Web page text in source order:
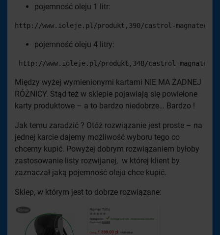
pojemność oleju 1 litr:
http://www.ioleje.pl/produkt,390/castrol-magnatec-
pojemność oleju 4 litry:
http://www.ioleje.pl/produkt,348/castrol-magnatec-
Między wyżej wymienionymi kartami NIE MA ŻADNEJ
RÓŻNICY. Stąd też w sklepie pojawiają się powielone
karty produktowe – a to bardzo niedobrze… Bardzo !
Jak temu zaradzić ? Otóż rozwiązanie jest proste – na
jednej karcie dajemy możliwość wyboru tego co
chcemy kupić. Powyżej dobrym rozwiązaniem byłoby
zastosowanie listy rozwijanej, w której klient by
zaznaczał jaką pojemność oleju chce kupić.
Sklep, w którym jest to dobrze rozwiązane: